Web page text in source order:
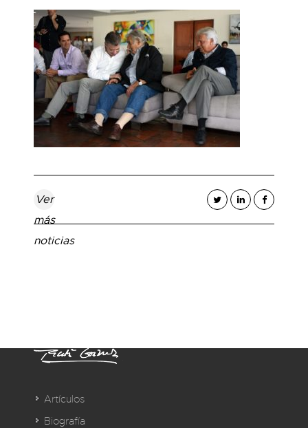
Ver
más
noticias
Artículos
Biografía